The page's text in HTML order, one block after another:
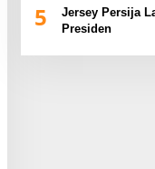
5
Jersey Persija
Presiden